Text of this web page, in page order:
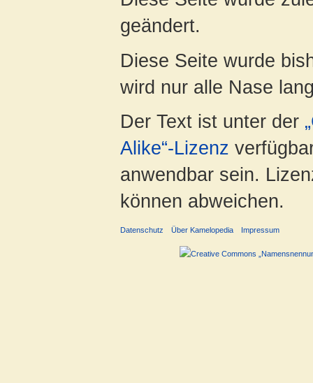
geändert.
Diese Seite wurde
wird nur alle Nase
Der Text ist unter der
Alike“-Lizenz
anwendbar sein.
können abweichen.
Datenschutz Über Kamelopedia Impressum